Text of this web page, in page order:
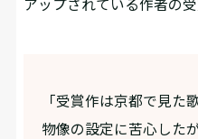
アップされている作者の受
「受賞作は京都で見た
物像の設定に苦心した